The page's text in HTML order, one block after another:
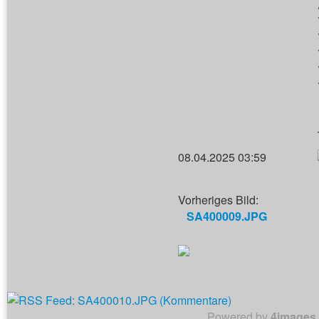
08.04.2025 03:59
Vorheriges Bild:
SA400009.JPG